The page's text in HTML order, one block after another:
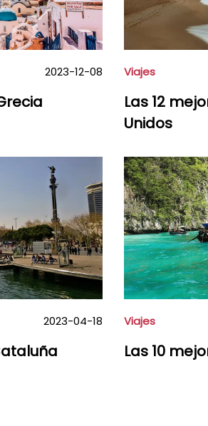
2023-12-08 Viajes
Las 12
Unidos
2023-04-18 Viajes
Las 10